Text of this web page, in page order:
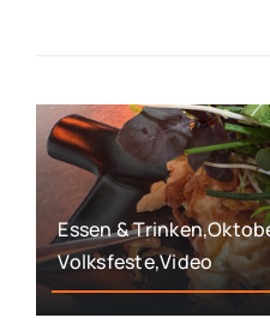
Essen &
Volksfeste,Video